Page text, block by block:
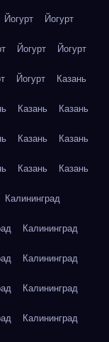
Йогурт Йогурт
Йогурт Йогурт
Йогурт Казань
Казань Казань
Казань Казань
Казань Казань
Калининград
Калининград
Калининград
Калининград
Калининград